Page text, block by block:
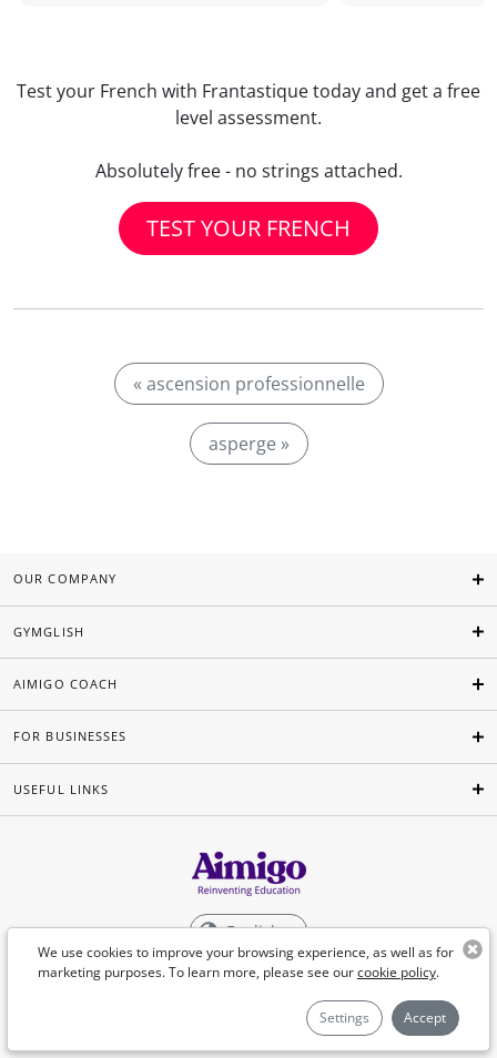
Test your French with Frantastique today and get a free
level assessment.
Absolutely free - no strings attached.
TEST YOUR FRENCH
« ascension professionnelle
asperge »
We use cookies to improve your browsing experience, as well as for
marketing purposes. To learn more, please see ourcookie policy.
Settings Accept
OUR COMPANY
GYMGLISH
AIMIGO COACH
FOR BUSINESSES
USEFUL LINKS
English
©Aimigo 2026